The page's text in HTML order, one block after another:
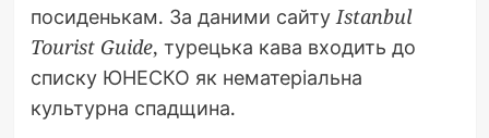
посиденькам. За даними сайтуIstanbul
Tourist Guide, турецька кава входить до
списку ЮНЕСКО як нематеріальна
культурна спадщина.